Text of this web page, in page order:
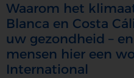
Waarom het
Blanca en Costa
uw gezondheid –
mensen hier een
International